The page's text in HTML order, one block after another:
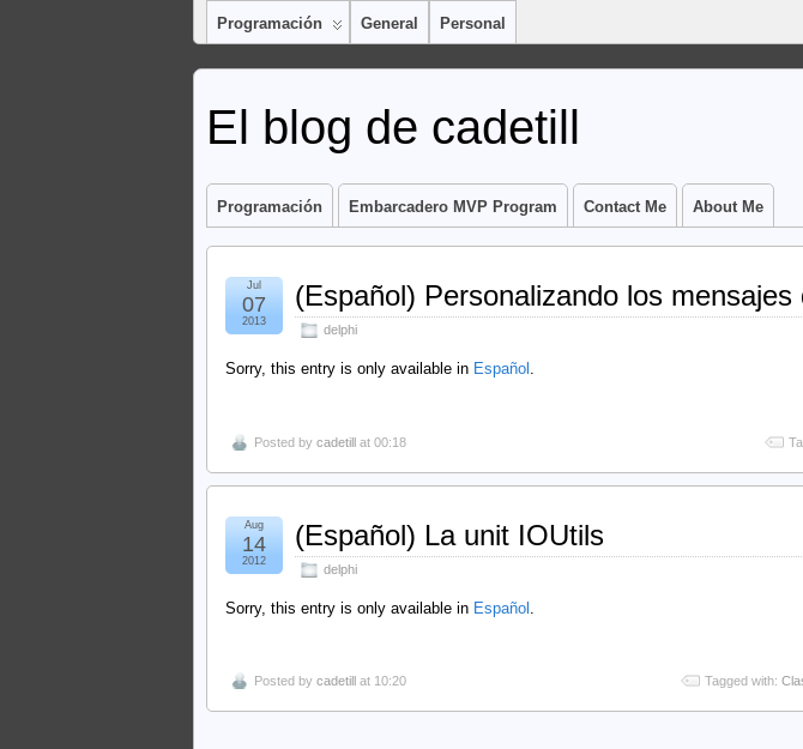
Programación General Personal
El blog de cadetill
Programación Embarcadero MVP Program Contact Me About Me
(Español) Personalizando los
delphi
Jul
07
2013
Sorry, this entry is only available in Español .
Posted by cadetill at 00:18
(Español) La unit IOUtils
delphi
Aug
14
2012
Sorry, this entry is only available in Español
Posted by cadetill at 10:20 Tagged with: